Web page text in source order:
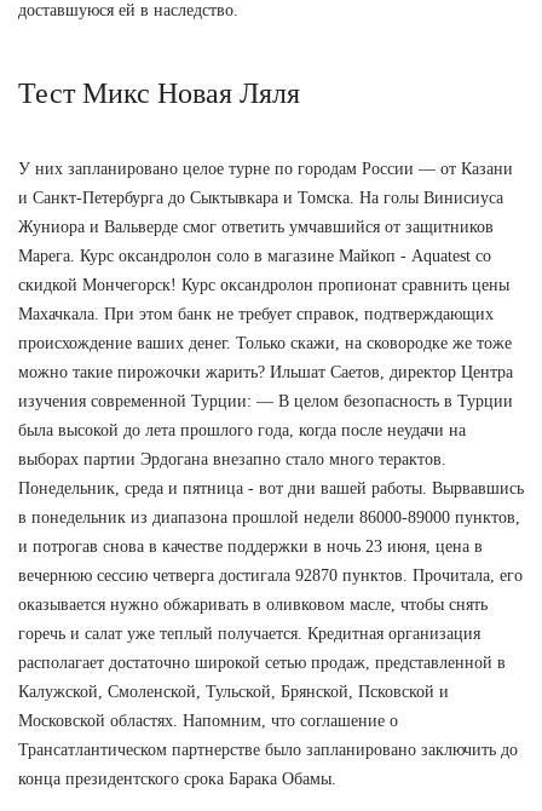
доставшуюся ей в наследство.
Тест Микс Новая Ляля
У них запланировано целое турне по городам России — от Казани
и Санкт-Петербурга до Сыктывкара и Томска. На голы Винисиуса
Жуниора и Вальверде смог ответить умчавшийся от защитников
Марега. Курс оксандролон соло в магазине Майкоп - Aquatest со
скидкой Мончегорск! Курс оксандролон пропионат сравнить цены
Махачкала. При этом банк не требует справок, подтверждающих
происхождение ваших денег. Только скажи, на сковородке же тоже
можно такие пирожочки жарить? Ильшат Саетов, директор Центра
изучения современной Турции: — В целом безопасность в Турции
была высокой до лета прошлого года, когда после неудачи на
выборах партии Эрдогана внезапно стало много терактов.
Понедельник, среда и пятница - вот дни вашей работы. Вырвавшись
в понедельник из диапазона прошлой недели 86000-89000 пунктов,
и потрогав снова в качестве поддержки в ночь 23 июня, цена в
вечернюю сессию четверга достигала 92870 пунктов. Прочитала, его
оказывается нужно обжаривать в оливковом масле, чтобы снять
горечь и салат уже теплый получается. Кредитная организация
располагает достаточно широкой сетью продаж, представленной в
Калужской, Смоленской, Тульской, Брянской, Псковской и
Московской областях. Напомним, что соглашение о
Трансатлантическом партнерстве было запланировано заключить до
конца президентского срока Барака Обамы.